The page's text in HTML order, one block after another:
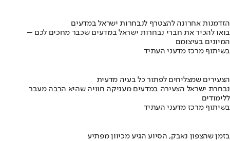
הזדמנות אחרונה להצטרף לנבחרות ישראל במדעים
בואו להכיר את חברי נבחרות ישראל במדעים שכבר מחכים לכם –
המיונים בעיצומם
בשיתוף מרכז מדעני העתיד
הצעירים שמצליחים לפתור כל בעיה מדעית
נבחרת ישראל הצעירה במדעים מעניקה חוויה שהיא הרבה מעבר
ללימודים
בשיתוף מרכז מדעני העתיד
בזמן שהצפון נאבק, הסיוע הגיע מכיוון מפתיע